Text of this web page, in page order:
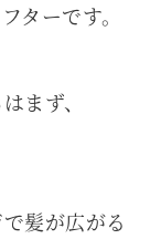
ターです。
まず、
髪が広がる